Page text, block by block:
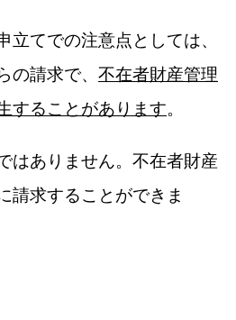
立てでの注意点としては、
の請求で、 不在者財産管理
することがあります。
はありません。不在者財産
請求することができま